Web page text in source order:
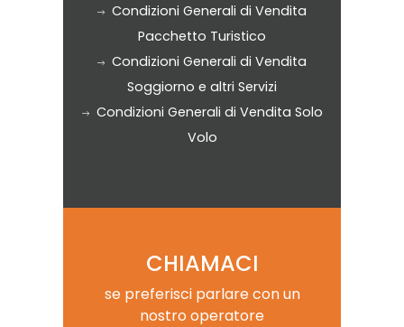
Condizioni Generali di Vendita
Pacchetto Turistico
Condizioni Generali di Vendita
Soggiorno e altri Servizi
Condizioni Generali di Vendita Solo
Volo
CHIAMACI
se preferisci parlare con un
nostro operatore